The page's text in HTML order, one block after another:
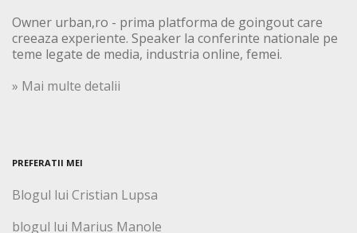
Owner urban,ro - prima platforma de goingout care
creeaza experiente. Speaker la conferinte nationale pe
teme legate de media, industria online, femei.
» Mai multe detalii
PREFERATII MEI
Blogul lui Cristian Lupsa
blogul lui Marius Manole